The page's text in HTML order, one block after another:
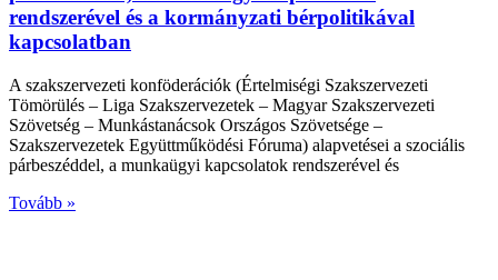
rendszerével és a kormányzati bérpolitikával
kapcsolatban
A szakszervezeti konföderációk (Értelmiségi Szakszervezeti
Tömörülés – Liga Szakszervezetek – Magyar Szakszervezeti
Szövetség – Munkástanácsok Országos Szövetsége –
Szakszervezetek Együttműködési Fóruma) alapvetései a szociális
párbeszéddel, a munkaügyi kapcsolatok rendszerével és
Tovább »